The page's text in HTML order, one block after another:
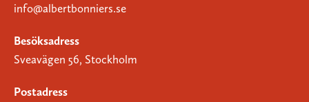
info@albertbonniers.se
Besöksadress
Sveavägen 56, Stockholm
Postadress